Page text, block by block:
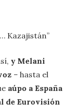
… Kazajistán”
y Melani
– hasta el
aúpo a España
de Eurovisión